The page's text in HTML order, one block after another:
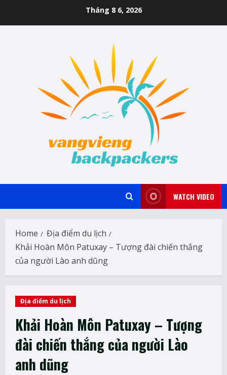
Tháng 8 6, 2026
WATCH VIDEO
Home
Địa điểm du lịch
Khải Hoàn Môn Patuxay – Tượng đài chiến thắng
của người Lào anh dũng
Địa điểm du lịch
Khải Hoàn Môn Patuxay – Tượng
đài chiến thắng của người Lào
anh dũng